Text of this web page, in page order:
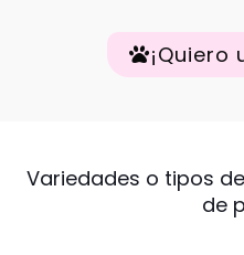
¡Quiero
Variedades o tipos
de